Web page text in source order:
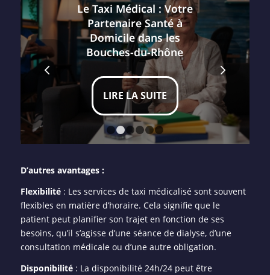
Le Taxi Médical : Votre
Partenaire Santé à
Domicile dans les
Bouches-du-Rhône
LIRE LA SUITE
Suivant
1 2 3 4
D’autres avantages :
Flexibilité: Les services de taxi médicalisé sont souvent
flexibles en matière d’horaire. Cela signifie que le
patient peut planifier son trajet en fonction de ses
besoins, qu’il s’agisse d’une séance de dialyse, d’une
consultation médicale ou d’une autre obligation.
Disponibilité: La disponibilité 24h/24 peut être